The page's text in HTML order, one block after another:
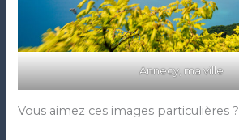
Annecy, ma ville
Vous aimez ces images particulières ?